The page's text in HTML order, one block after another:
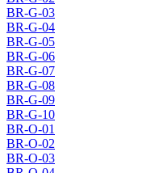
BR-G-03
BR-G-04
BR-G-05
BR-G-06
BR-G-07
BR-G-08
BR-G-09
BR-G-10
BR-O-01
BR-O-02
BR-O-03